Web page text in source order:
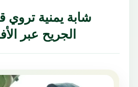
شابة يمنية
الجريح عبر